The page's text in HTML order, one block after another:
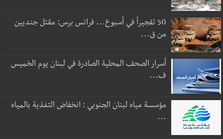
50 تفجيراً في أسبوع... فرانس برس: مقتل جنديين
من ق...
أسرار الصحف المحلية الصادرة في لبنان يوم الخميس
ف...
مؤسسة مياه لبنان الجنوبي : انخفاض التغذية بالمياه
...